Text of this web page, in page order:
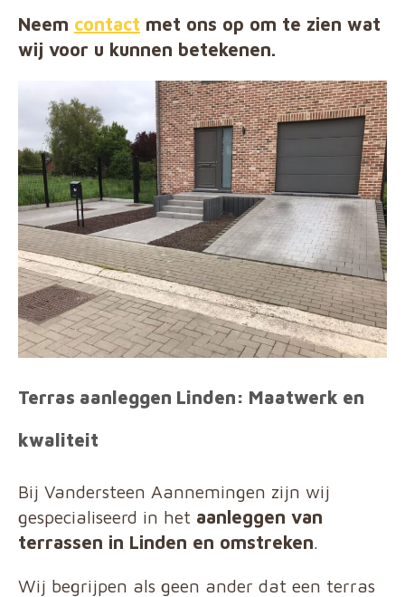
Neem contact met ons op om te zien wat
wij voor u kunnen betekenen.
Terras aanleggen Linden: Maatwerk en
kwaliteit
Bij Vandersteen Aannemingen zijn wij
gespecialiseerd in het aanleggen van
terrassen in Linden en omstreken.
Wij begrijpen als geen ander dat een terras